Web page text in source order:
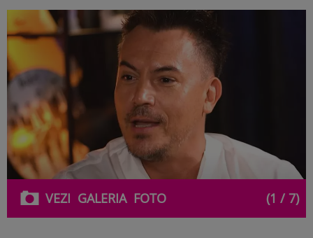
VEZI GALERIAFOTO (1 / 7)